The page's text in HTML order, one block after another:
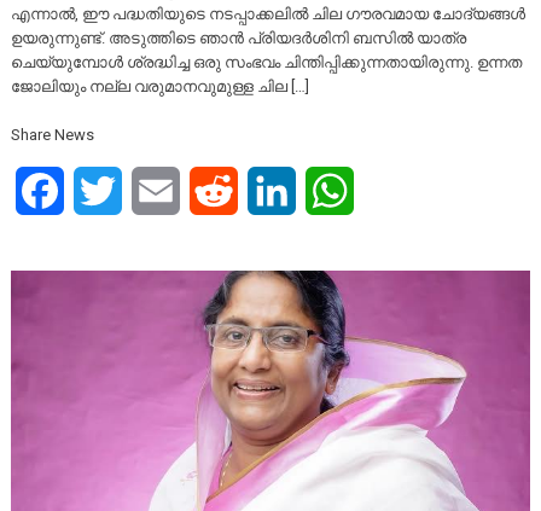
എന്നാൽ, ഈ പദ്ധതിയുടെ നടപ്പാക്കലിൽ ചില ഗൗരവമായ ചോദ്യങ്ങൾ
ഉയരുന്നുണ്ട്. അടുത്തിടെ ഞാൻ പ്രിയദർശിനി ബസിൽ യാത്ര
ചെയ്യുമ്പോൾ ശ്രദ്ധിച്ച ഒരു സംഭവം ചിന്തിപ്പിക്കുന്നതായിരുന്നു. ഉന്നത
ജോലിയും നല്ല വരുമാനവുമുള്ള ചില […]
Share News
FacebookTwitter Email Reddit LinkedIn